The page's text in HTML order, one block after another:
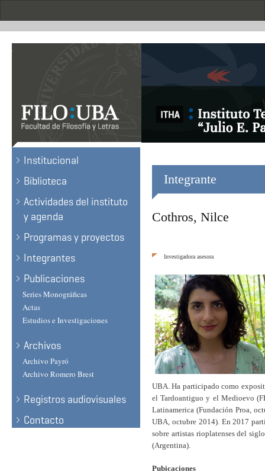
.
Institucional
Biblioteca
Actividades del instituto
y agenda
Programas y proyectos
Integrantes
Publicaciones
Series Monográficas
Actas
Estudios e Investigaciones
Archivos
Archivo Payró
Archivo Romero Brest
Registros audiovisuales
Contacto
Integrante
Cothros, Nilce
Investigadora asesora
UBA. Ha participado como
el Tardoantiguo y el Medioevo
Latinamerica (Fundación Proa,
UBA, octubre 2014). En 2017
sobre artistas rioplatenses del
(Argentina).
Pubicaciones